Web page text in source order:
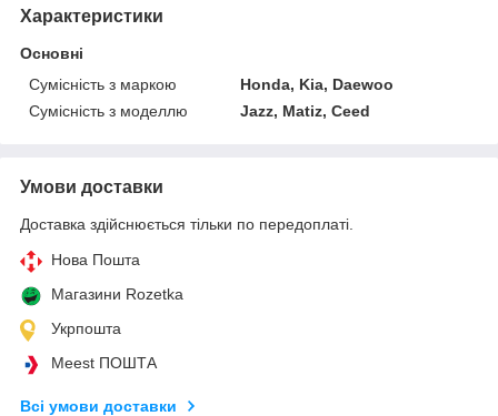
Характеристики
Основні
Сумісність з маркою
Honda, Kia, Daewoo
Сумісність з моделлю
Jazz, Matiz, Ceed
Умови доставки
Доставка здійснюється тільки по передоплаті.
Нова Пошта
Магазини Rozetka
Укрпошта
Meest ПОШТА
Всі умови доставки